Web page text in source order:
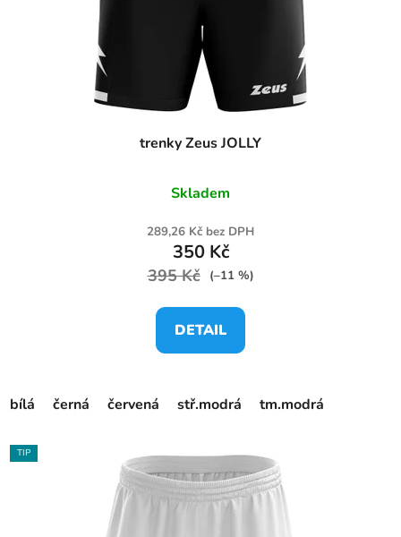
trenky Zeus JOLLY
Skladem
289,26 Kč bez DPH
350 Kč
395 Kč (–11 %)
DETAIL
bílá černá červená stř.modrá tm.modrá
TIP